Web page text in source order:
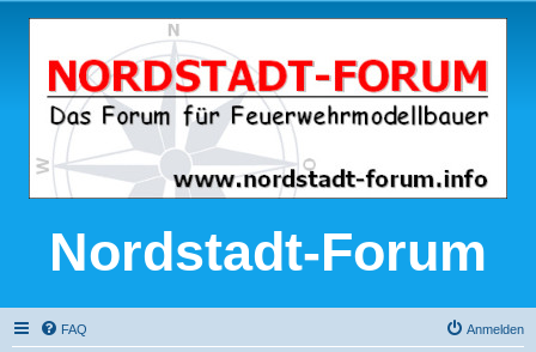
Nordstadt-Forum
FAQ Anmelden